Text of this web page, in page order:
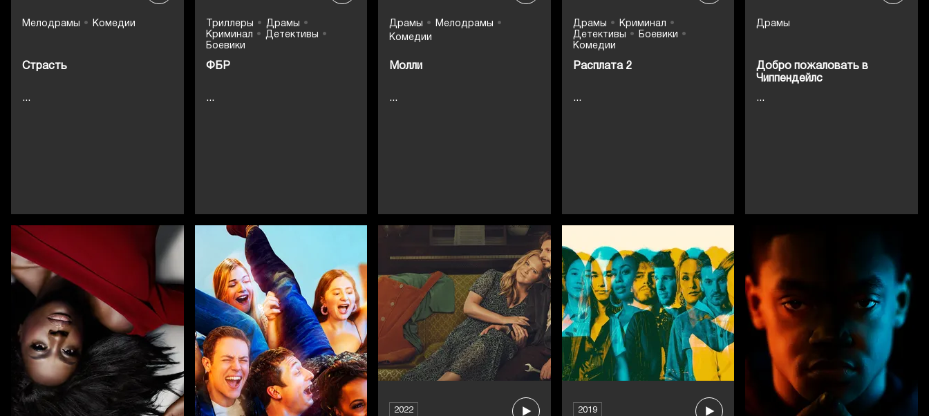
Мелодрамы Комедии
Страсть
...
Триллеры
Драмы
Криминал
Детективы
Боевики
ФБР
...
Драмы
Мелодрамы
Комедии
Молли
...
Драмы
Криминал
Детективы
Боевики
Комедии
Расплата 2
...
Драмы
Добро пожаловать в
Чиппендейлс
...
2022 2019